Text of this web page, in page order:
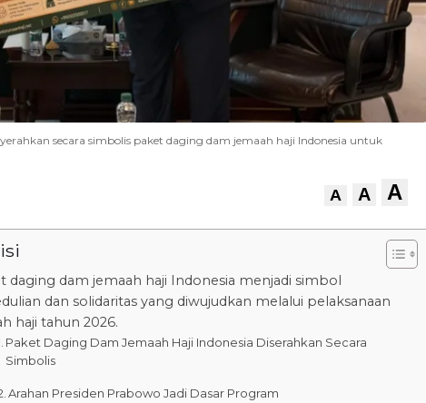
secara simbolis paket daging dam jemaah haji Indonesia untuk
A A A
daging dam jemaah haji Indonesia menjadi simbol
dan solidaritas yang diwujudkan melalui pelaksanaan
haji tahun 2026.
Paket Daging Dam Jemaah Haji Indonesia Diserahkan Secara
Simbolis
Arahan Presiden Prabowo Jadi Dasar Program